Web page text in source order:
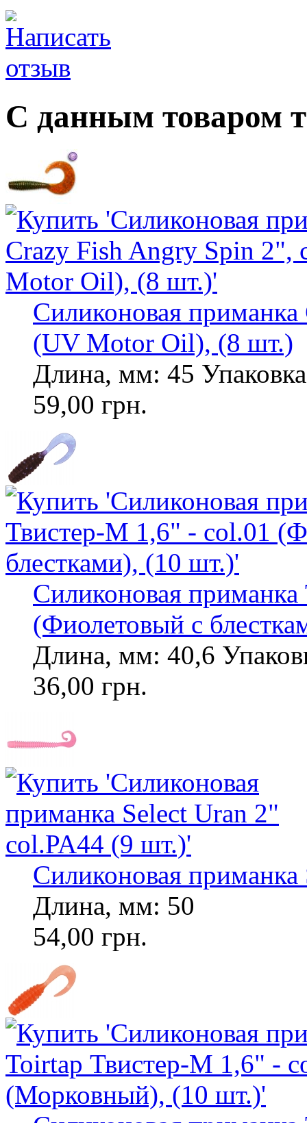
С данным товаром
Силиконовая
(UV Motor Oil), (8 шт.)
Длина, мм: 45
59,00 грн.
Силиконовая
(Фиолетовый с
Длина, мм: 40,6
36,00 грн.
Силиконовая
Длина, мм: 50
54,00 грн.